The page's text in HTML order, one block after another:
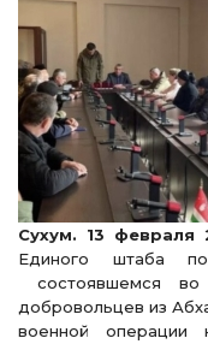
Сухум. 13
Единого штаба
состоявшемся
добровольцев из
военной операции